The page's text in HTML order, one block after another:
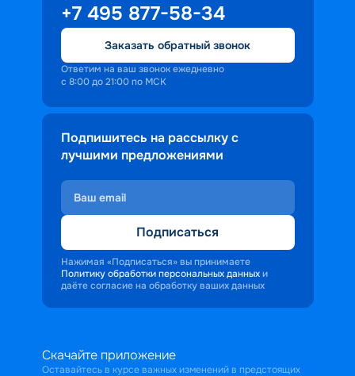
+7 495 877-58-34
Заказать обратный звонок
Ответим на ваш звонок ежедневно
с 8:00 до 21:00 по МСК
Подпишитесь на рассылку с
лучшими предложениями
Подписаться
Нажимая «Подписаться» вы принимаете
Политику обработки персональных данных и
даёте согласие на обработку ваших данных
Скачайте приложение
Оставайтесь в курсе важных изменений в предстоящих